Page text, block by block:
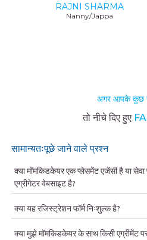
GEETA
अगर आपके कुछ
तो नीचे दिए हुए
सामान्यतःपूछे जाने वाले प्रश्न
क्या मॉमकिडकेयर एक प्लेसमेंट एजेंसी है या सेवा
एग्रीगेटर वेबसाइट है?
क्या यह रजिस्ट्रेशन फॉर्म निःशुल्क है?
क्या मुझे मॉमकिडकेयर के साथ किसी एग्रीमेंट